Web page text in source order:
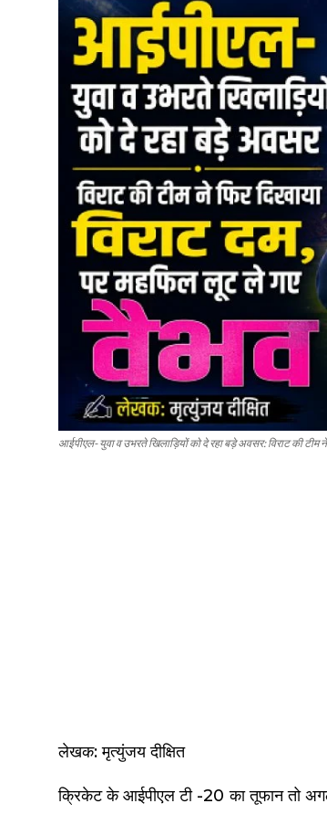
आईपीएल- युवा व उभरते खिलाड़ियों को दे रहा बड़े अवसर: विराट की टीम
लेखक: मृत्युंजय दीक्षित
क्रिकेट के आईपीएल टी -20 का तूफान तो